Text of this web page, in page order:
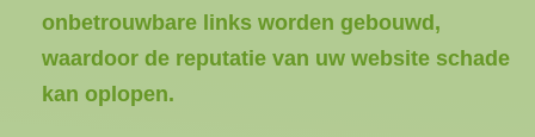
onbetrouwbare links worden gebouwd,
waardoor de reputatie van uw website schade
kan oplopen.